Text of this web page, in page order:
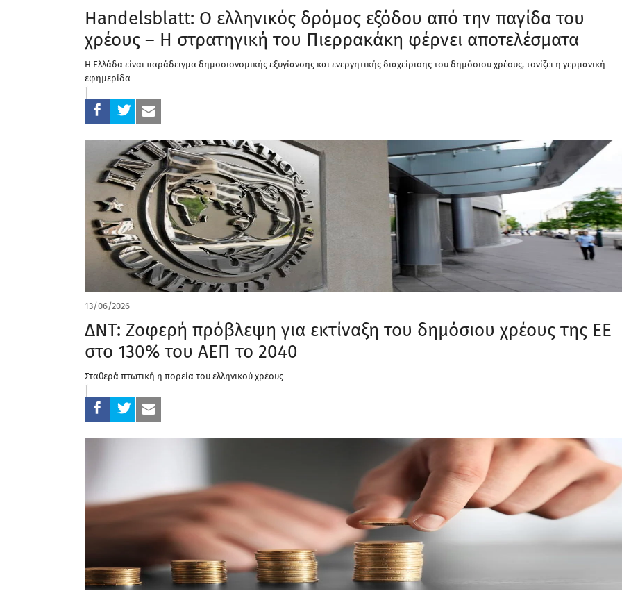
Handelsblatt: Ο ελληνικός δρόμος εξόδου από την παγίδα του
χρέους – Η στρατηγική του Πιερρακάκη φέρνει αποτελέσματα
Η Ελλάδα είναι παράδειγμα δημοσιονομικής εξυγίανσης και ενεργητικής διαχείρισης του δημόσιου χρέους, τονίζει η γερμανική
εφημερίδα
13/06/2026
ΔΝΤ: Ζοφερή πρόβλεψη για εκτίναξη του δημόσιου χρέους της ΕΕ
στο 130% του ΑΕΠ το 2040
Σταθερά πτωτική η πορεία του ελληνικού χρέους